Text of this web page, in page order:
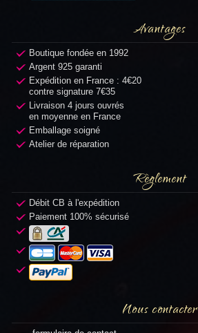
Avantages
Boutique fondée en 1992
Argent 925 garanti
Expédition en France : 4€20
contre signature 7€35
Livraison 4 jours ouvrés
en moyenne en France
Emballage soigné
Atelier de réparation
Règlement
Débit CB à l'expédition
Paiement 100% sécurisé
Nous contacter